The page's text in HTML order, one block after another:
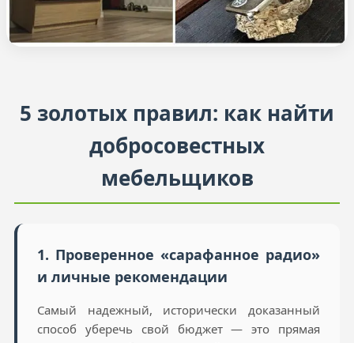
5 золотых правил: как найти
добросовестных
мебельщиков
1. Проверенное «сарафанное радио»
и личные рекомендации
Самый надежный, исторически доказанный
способ уберечь свой бюджет — это прямая